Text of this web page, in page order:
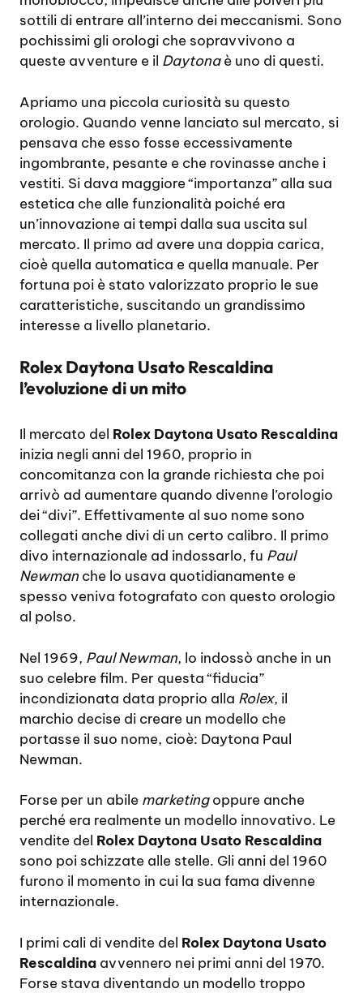
sottili di entrare all’interno dei meccanismi. Sono
pochissimi gli orologi che sopravvivono a
queste avventure e il Daytonaè uno di questi.
Apriamo una piccola curiosità su questo
orologio. Quando venne lanciato sul mercato, si
pensava che esso fosse eccessivamente
ingombrante, pesante e che rovinasse anche i
vestiti. Si dava maggiore “importanza” alla sua
estetica che alle funzionalità poiché era
un’innovazione ai tempi dalla sua uscita sul
mercato. Il primo ad avere una doppia carica,
cioè quella automatica e quella manuale. Per
fortuna poi è stato valorizzato proprio le sue
caratteristiche, suscitando un grandissimo
interesse a livello planetario.
Rolex Daytona Usato Rescaldina
l’evoluzione di un mito
Il mercato del Rolex Daytona Usato Rescaldina
inizia negli anni del 1960, proprio in
concomitanza con la grande richiesta che poi
arrivò ad aumentare quando divenne l’orologio
dei “divi”. Effettivamente al suo nome sono
collegati anche divi di un certo calibro. Il primo
divo internazionale ad indossarlo, fu Paul
Newman che lo usava quotidianamente e
spesso veniva fotografato con questo orologio
al polso.
Nel 1969, Paul Newman, lo indossò anche in un
suo celebre film. Per questa “fiducia”
incondizionata data proprio alla Rolex, il
marchio decise di creare un modello che
portasse il suo nome, cioè: Daytona Paul
Newman.
Forse per un abile marketingoppure anche
perché era realmente un modello innovativo. Le
vendite del Rolex Daytona Usato Rescaldina
sono poi schizzate alle stelle. Gli anni del 1960
furono il momento in cui la sua fama divenne
internazionale.
I primi cali di vendite del Rolex Daytona Usato
Rescaldina avvennero nei primi anni del 1970.
Forse stava diventando un modello troppo